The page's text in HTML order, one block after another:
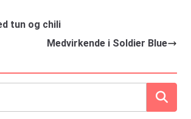
tun og chili
Medvirkende i Soldier Blue